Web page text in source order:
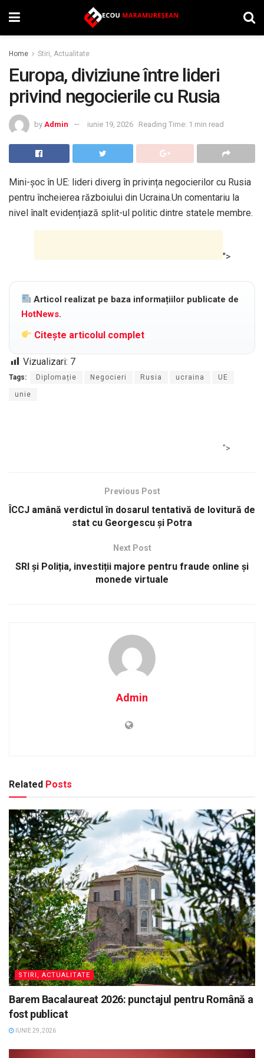
Home Stiri, Actualitate
Europa, diviziune între lideri
privind negocierile cu Rusia
by Admin iunie 19, 2026 Reading Time: 1 min read
Mini-șoc în UE: lideri diverg în privința negocierilor cu Rusia
pentru încheierea războiului din Ucraina.Un comentariu la
nivel înalt evidențiază split-ul politic dintre statele membre.
">
Articol realizat pe baza informațiilor publicate de
HotNews.
Citește articolul complet
Vizualizari: 7
Tags: Diplomație Negocieri Rusia ucraina UE
unie
">
Previous Post
ÎCCJ amână verdictul în dosarul tentativă de lovitură de
stat cu Georgescu și Potra
Next Post
SRI și Poliția, investiții majore pentru fraude online și
monede virtuale
Admin
Related Posts
STIRI, ACTUALITATE
Barem Bacalaureat 2026: punctajul pentru Română a
fost publicat
IUNIE 29, 2026